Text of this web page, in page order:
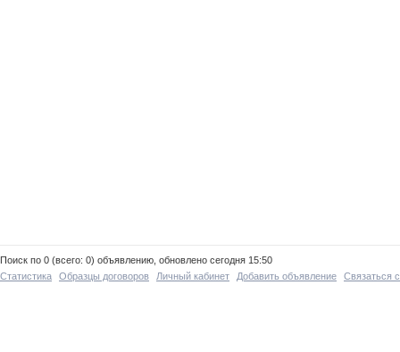
Поиск по 0 (всего: 0) объявлению, обновлено сегодня 15:50
Статистика
Образцы договоров Личный кабинет Добавить объявление Связаться